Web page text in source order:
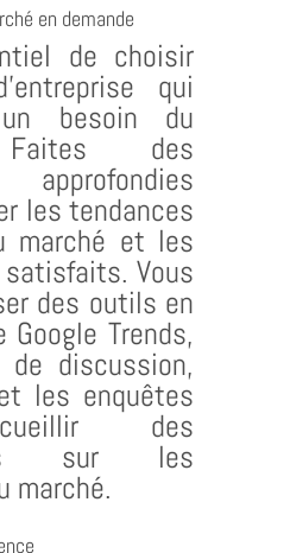
en demande
de choisir
qui
besoin du
des
approfondies
les tendances
marché et les
Vous
des outils en
Google Trends,
de discussion,
les enquêtes
des
sur les
marché.